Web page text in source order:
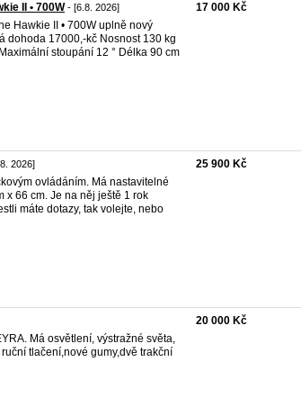
II • 700W- [6.8. 2026]
Hawkie II • 700W uplně nový
dohoda 17000,-kč Nosnost 130 kg
stoupání 12 ° Délka 90 cm
17 000 Kč
2026]
ovládáním. Má nastavitelné
x 66 cm. Je na něj ještě 1 rok
máte dotazy, tak volejte, nebo
25 900 Kč
Má osvětlení, výstražné světa,
tlačení,nové gumy,dvě trakční
20 000 Kč